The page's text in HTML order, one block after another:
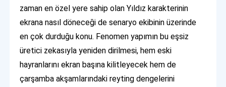
zaman en özel yere sahip olan Yıldız karakterinin
ekrana nasıl döneceği de senaryo ekibinin üzerinde
en çok durduğu konu. Fenomen yapımın bu eşsiz
üretici zekasıyla yeniden dirilmesi, hem eski
hayranlarını ekran başına kilitleyecek hem de
çarşamba akşamlarındaki reyting dengelerini